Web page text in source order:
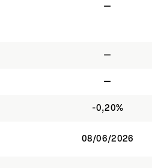
—
—
—
-0,20%
08/06/2026